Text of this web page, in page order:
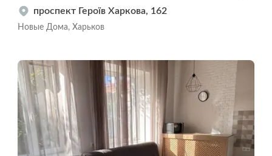
проспект Героїв Харкова, 162
Новые Дома, Харьков